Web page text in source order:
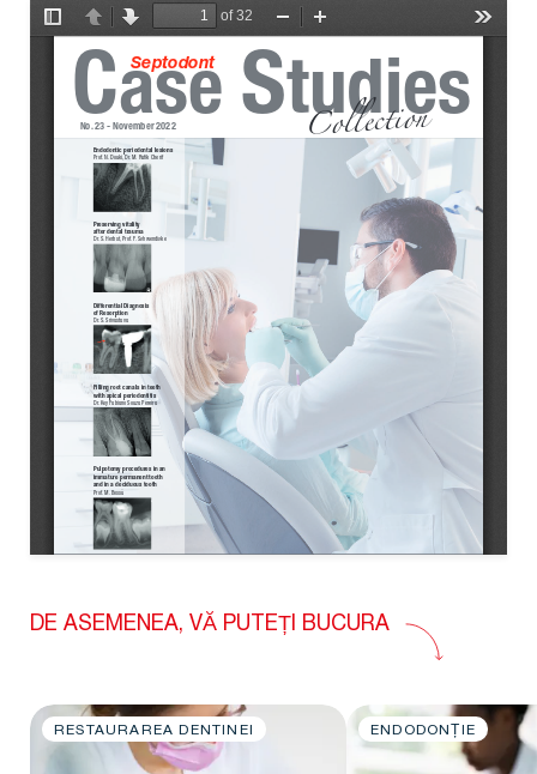
DE ASEMENEA, VĂ PUTEȚI BUCURA
RESTAURAREA DENTINEI ENDODONȚIE